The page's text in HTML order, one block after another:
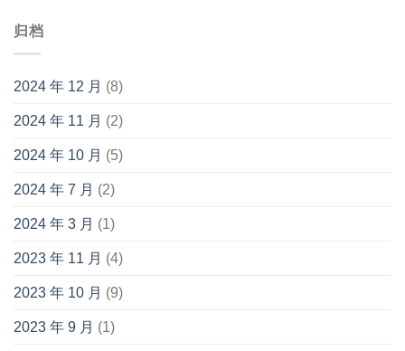
归档
2024 年 12 月 (8)
2024 年 11 月 (2)
2024 年 10 月 (5)
2024 年 7 月 (2)
2024 年 3 月 (1)
2023 年 11 月 (4)
2023 年 10 月 (9)
2023 年 9 月 (1)